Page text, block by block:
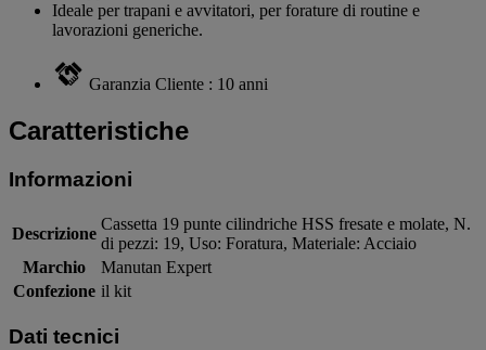
Ideale per trapani e avvitatori, per forature di routine e
lavorazioni generiche.
Garanzia Cliente : 10 anni
Caratteristiche
Informazioni
Descrizione
Cassetta 19 punte cilindriche HSS fresate e molate, N.
di pezzi: 19, Uso: Foratura, Materiale: Acciaio
Marchio
Manutan Expert
Confezione il kit
Dati tecnici